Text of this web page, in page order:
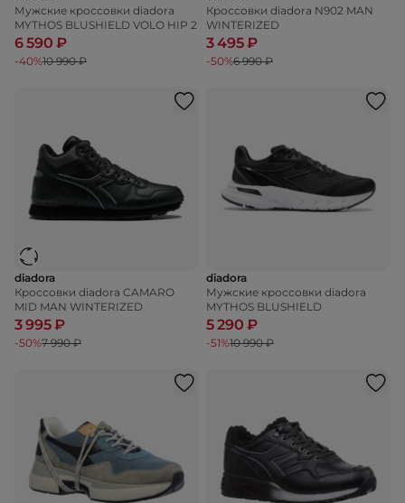
Мужские кроссовки diadora
MYTHOS BLUSHIELD VOLO HIP 2
6 590 ₽
-40%10 990 ₽
Кроссовки diadora N902 MAN
WINTERIZED
3 495 ₽
-50%6 990 ₽
diadora
Кроссовки diadora CAMARO
MID MAN WINTERIZED
3 995 ₽
-50%7 990 ₽
diadora
Мужские кроссовки diadora
MYTHOS BLUSHIELD
5 290 ₽
-51%10 990 ₽